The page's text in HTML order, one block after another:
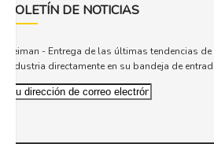
BOLETÍN DE NOTICIAS
Reiman - Entrega de las últimas tendencias
industria directamente en su bandeja de